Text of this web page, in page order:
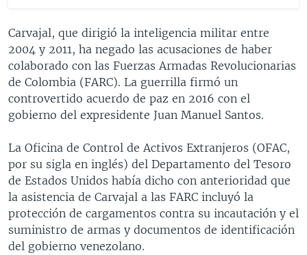
Carvajal, que dirigió la inteligencia militar entre
2004 y 2011, ha negado las acusaciones de haber
colaborado con las Fuerzas Armadas Revolucionarias
de Colombia (FARC). La guerrilla firmó un
controvertido acuerdo de paz en 2016 con el
gobierno del expresidente Juan Manuel Santos.
La Oficina de Control de Activos Extranjeros (OFAC,
por su sigla en inglés) del Departamento del Tesoro
de Estados Unidos había dicho con anterioridad que
la asistencia de Carvajal a las FARC incluyó la
protección de cargamentos contra su incautación y el
suministro de armas y documentos de identificación
del gobierno venezolano.